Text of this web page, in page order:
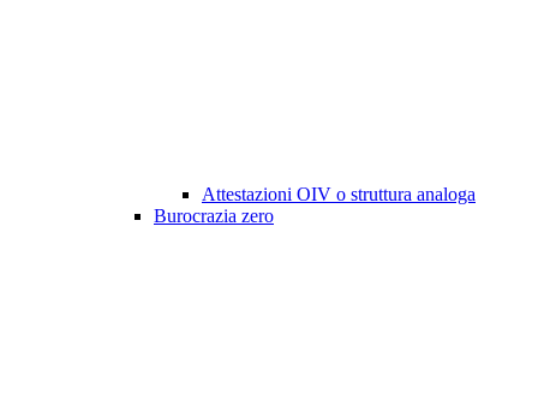
Attestazioni OIV o struttura analoga
Burocrazia zero